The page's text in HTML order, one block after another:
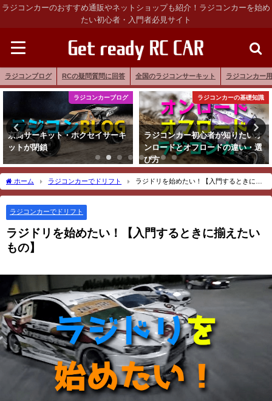
ラジコンカーのおすすめ通販やネットショップも紹介！ラジコンカーを始め
たい初心者・入門者必見サイト
ラジコンブログ RCの疑問質問に回答 全国のラジコンサーキット ラジコンカー
ラジコンカーブログ
京商サーキット・ホクセイサーキ
ットが閉鎖
ラジコンカーの基礎知識
ラジコンカー初心者が知りたいオ
ンロードとオフロードの違い・選
び方
ホーム ラジコンカーでドリフト
ラジドリを始めたい！【入門するときに揃
えたいもの】
ラジコンカーでドリフト
ラジドリを始めたい！【入門するときに揃えたい
もの】